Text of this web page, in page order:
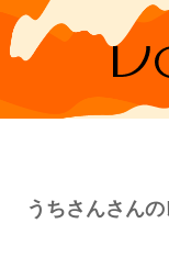
うちさんさん